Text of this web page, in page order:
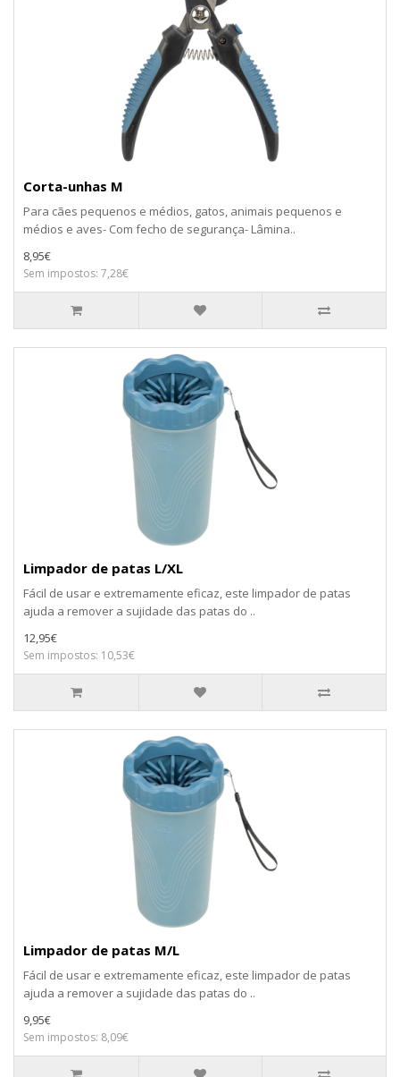
Corta-unhas M
Para cães pequenos e médios, gatos, animais pequenos e
médios e aves- Com fecho de segurança- Lâmina..
8,95€
Sem impostos: 7,28€
Limpador de patas L/XL
Fácil de usar e extremamente eficaz, este limpador de patas
ajuda a remover a sujidade das patas do ..
12,95€
Sem impostos: 10,53€
Limpador de patas M/L
Fácil de usar e extremamente eficaz, este limpador de patas
ajuda a remover a sujidade das patas do ..
9,95€
Sem impostos: 8,09€